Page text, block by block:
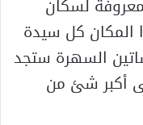
لسكان
المكان كل سيدة
السهرة ستجد
أكبر شئ من